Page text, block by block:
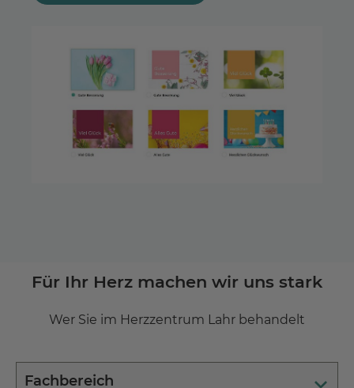
Für Ihr Herz machen wir uns stark
Wer Sie im Herzzentrum Lahr behandelt
Fachbereich